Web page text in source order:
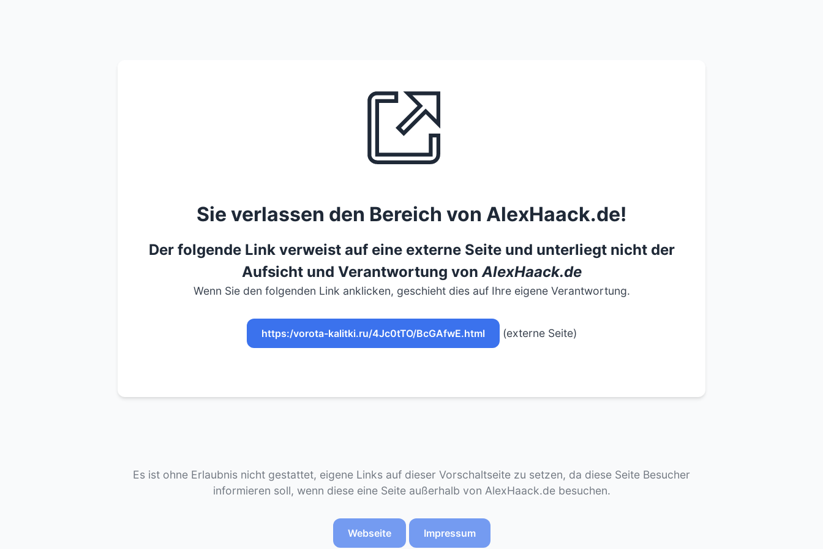
Sie verlassen den Bereich von AlexHaack.de!
Der folgende Link verweist auf eine externe Seite und unterliegt nicht der
Aufsicht und Verantwortung vonAlexHaack.de
Wenn Sie den folgenden Link anklicken, geschieht dies auf Ihre eigene Verantwortung.
https:/vorota-kalitki.ru/4Jc0tTO/BcGAfwE.html (externe Seite)
Es ist ohne Erlaubnis nicht gestattet, eigene Links auf dieser Vorschaltseite zu setzen, da diese Seite Besucher
informieren soll, wenn diese eine Seite außerhalb von AlexHaack.de besuchen.
Webseite Impressum